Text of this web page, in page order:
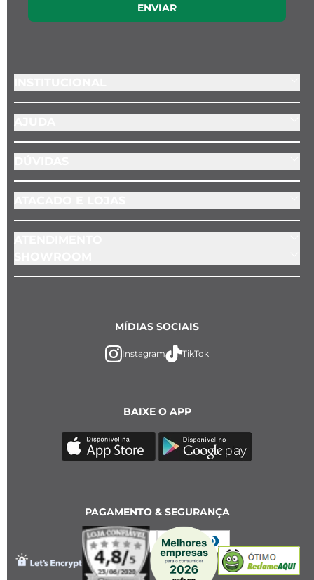
ENVIAR
BAIXE O APP
MÍDIAS SOCIAIS
Instagram TikTok
PAGAMENTO & SEGURANÇA